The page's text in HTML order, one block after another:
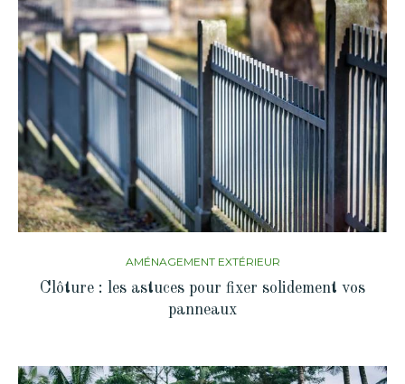
AMÉNAGEMENT EXTÉRIEUR
Clôture : les astuces pour fixer solidement vos
panneaux